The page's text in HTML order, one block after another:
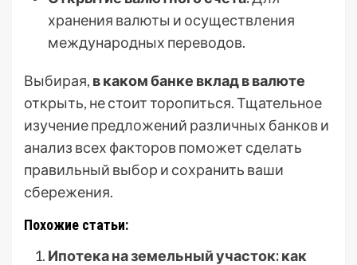
хранения валюты и осуществления
международных переводов.
Выбирая, в каком банке вклад в валюте
открыть, не стоит торопиться. Тщательное
изучение предложений различных банков и
анализ всех факторов поможет сделать
правильный выбор и сохранить ваши
сбережения.
Похожие статьи:
Ипотека на земельный участок: как